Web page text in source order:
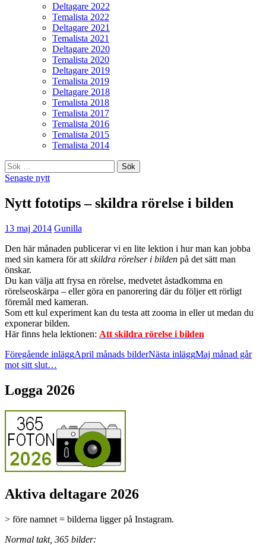
Deltagare 2022
Temalista 2022
Deltagare 2021
Temalista 2021
Deltagare 2020
Temalista 2020
Deltagare 2019
Temalista 2019
Deltagare 2018
Temalista 2018
Temalista 2017
Temalista 2016
Temalista 2015
Temalista 2014
Sök
efter:
Senaste nytt
Nytt fototips – skildra rörelse i bilden
13 maj 2014 Gunilla
Den här månaden publicerar vi en lite lektion i hur man kan jobba
med sin kamera för att skildra rörelser i bilden på det sätt man
önskar.
Du kan välja att frysa en rörelse, medvetet åstadkomma en
rörelseoskärpa – eller göra en panorering där du följer ett rörligt
föremål med kameran.
Som ett kul experiment kan du testa att zooma in eller ut medan du
exponerar bilden.
Här finns hela lektionen: Att skildra rörelse i bilden
Inläggsnavigering
Föregående inläggApril månads bilderNästa inläggMaj månad går
mot sitt slut…
Logga 2026
Aktiva deltagare 2026
> före namnet = bilderna ligger på Instagram.
Normal takt, 365 bilder: